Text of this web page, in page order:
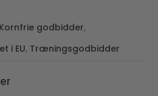
Kornfrie godbidder,
i EU, Træningsgodbidder